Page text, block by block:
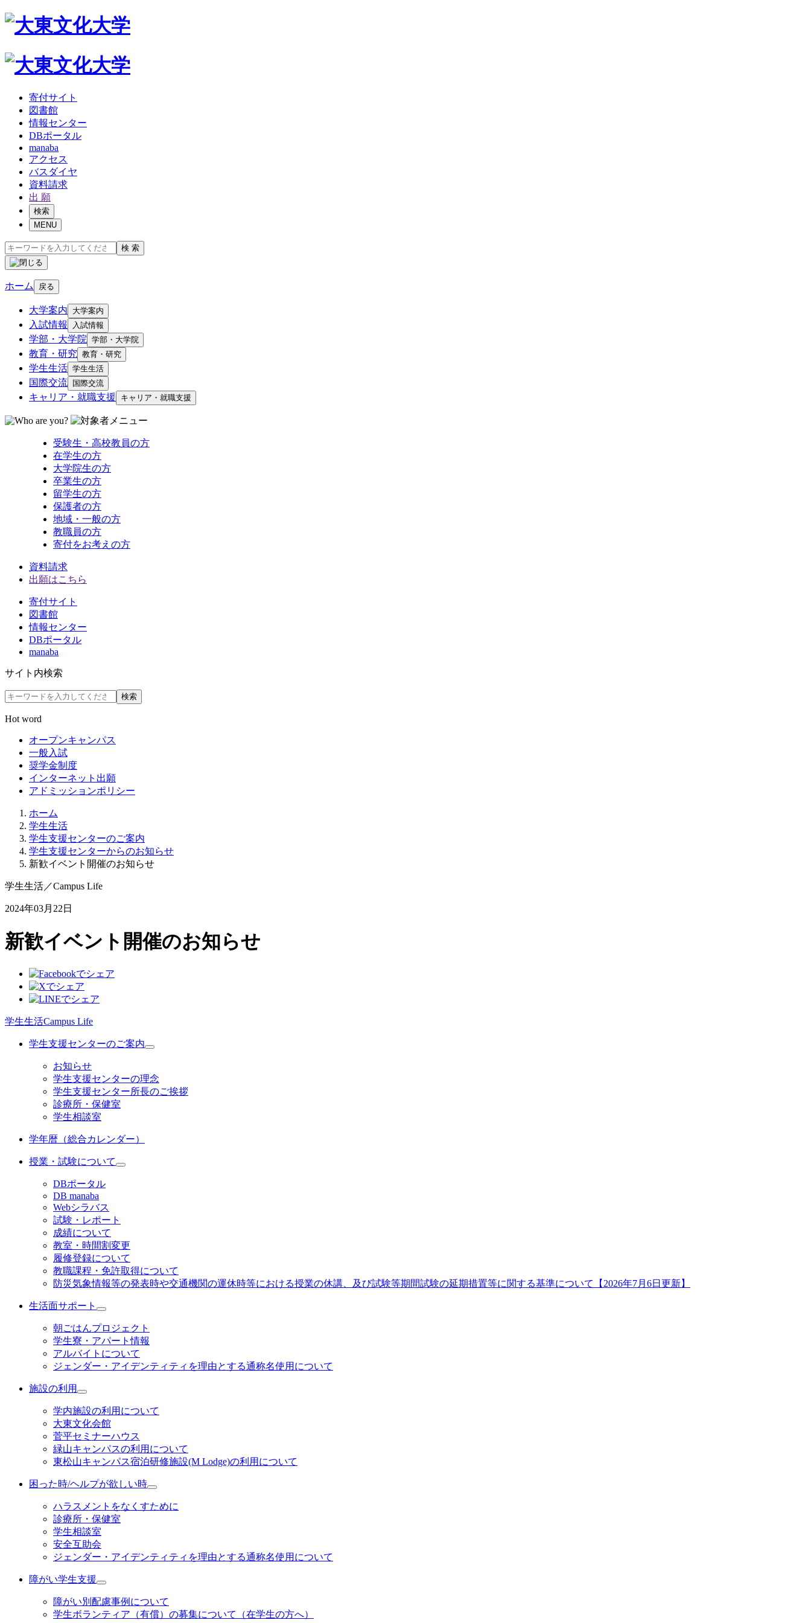
寄付サイト
図書館
情報センター
DBポータル
manaba
アクセス
バスダイヤ
資料請求
出 願
検索
MENU
検 索
ホーム 戻る
大学案内 大学案内
入試情報 入試情報
学部・大学院 学部・大学院
教育・研究 教育・研究
学生生活 学生生活
国際交流 国際交流
キャリア・就職支援 キャリア・就職支援
受験生・高校教員の方
在学生の方
大学院生の方
卒業生の方
留学生の方
保護者の方
地域・一般の方
教職員の方
寄付をお考えの方
資料請求
出願はこちら
寄付サイト
図書館
情報センター
DBポータル
manaba
サイト内検索
検索
Hot word
オープンキャンパス
一般入試
奨学金制度
インターネット出願
アドミッションポリシー
ホーム
学生生活
学生支援センターのご案内
学生支援センターからのお知らせ
新歓イベント開催のお知らせ
学生生活／Campus Life
2024年03月22日
新歓イベント開催のお知らせ
学生生活Campus Life
学生支援センターのご案内
お知らせ
学生支援センターの理念
学生支援センター所長のご挨拶
診療所・保健室
学生相談室
学年暦（総合カレンダー）
授業・試験について
DBポータル
DB manaba
Webシラバス
試験・レポート
成績について
教室・時間割変更
履修登録について
教職課程・免許取得について
防災気象情報等の発表時や交通機関の運休時等における授業の休講、及び試験等期間試験の延期措置等に関する基準について【2026年7月6日更新】
生活面サポート
朝ごはんプロジェクト
学生寮・アパート情報
アルバイトについて
ジェンダー・アイデンティティを理由とする通称名使用について
施設の利用
学内施設の利用について
大東文化会館
菅平セミナーハウス
緑山キャンパスの利用について
東松山キャンパス宿泊研修施設(M Lodge)の利用について
困った時/ヘルプが欲しい時
ハラスメントをなくすために
診療所・保健室
学生相談室
安全互助会
ジェンダー・アイデンティティを理由とする通称名使用について
障がい学生支援
障がい別配慮事例について
学生ボランティア（有償）の募集について（在学生の方へ）